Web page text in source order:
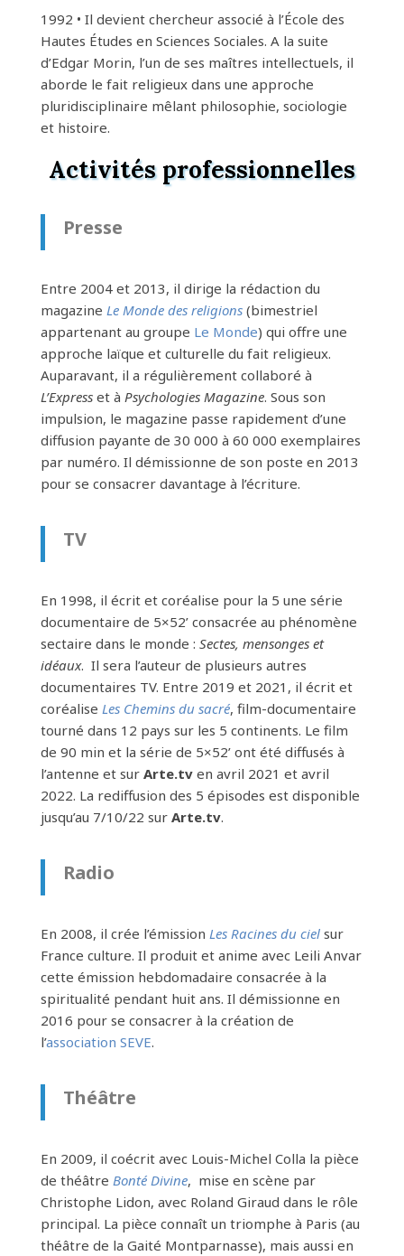
1992 • Il devient chercheur associé à l’École des
Hautes Études en Sciences Sociales. A la suite
d’Edgar Morin, l’un de ses maîtres intellectuels, il
aborde le fait religieux dans une approche
pluridisciplinaire mêlant philosophie, sociologie
et histoire.
Activités professionnelles
Presse
Entre 2004 et 2013, il dirige la rédaction du
magazine Le Monde des religions(bimestriel
appartenant au groupe Le Monde) qui offre une
approche laïque et culturelle du fait religieux.
Auparavant, il a régulièrement collaboré à
L’Expresset à Psychologies Magazine. Sous son
impulsion, le magazine passe rapidement d’une
diffusion payante de 30 000 à 60 000 exemplaires
par numéro. Il démissionne de son poste en 2013
pour se consacrer davantage à l’écriture.
TV
En 1998, il écrit et coréalise pour la 5 une série
documentaire de 5×52’ consacrée au phénomène
sectaire dans le monde : Sectes, mensonges et
idéaux. Il sera l’auteur de plusieurs autres
documentaires TV. Entre 2019 et 2021, il écrit et
coréalise Les Chemins du sacré, film-documentaire
tourné dans 12 pays sur les 5 continents. Le film
de 90 min et la série de 5×52’ ont été diffusés à
l’antenne et sur Arte.tven avril 2021 et avril
2022. La rediffusion des 5 épisodes est disponible
jusqu’au 7/10/22 sur Arte.tv.
Radio
En 2008, il crée l’émission Les Racines du cielsur
France culture. Il produit et anime avec Leili Anvar
cette émission hebdomadaire consacrée à la
spiritualité pendant huit ans. Il démissionne en
2016 pour se consacrer à la création de
l’association SEVE.
Théâtre
En 2009, il coécrit avec Louis-Michel Colla la pièce
de théâtre Bonté Divine, mise en scène par
Christophe Lidon, avec Roland Giraud dans le rôle
principal. La pièce connaît un triomphe à Paris (au
théâtre de la Gaité Montparnasse), mais aussi en